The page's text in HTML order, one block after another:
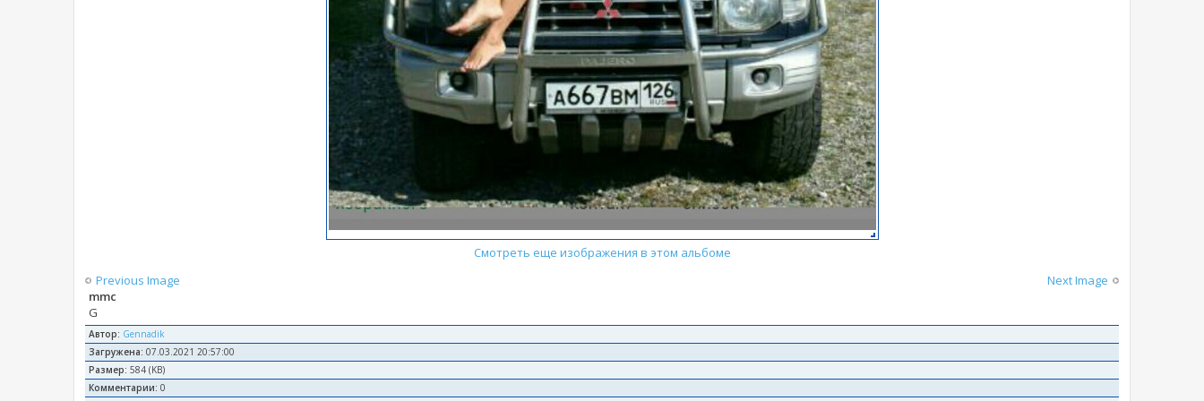
Смотреть еще изображения в этом альбоме
Previous Image
Next Image
mmc
G
Автор: Gennadik
Загружена: 07.03.2021 20:57:00
Размер: 584 (KB)
Комментарии: 0